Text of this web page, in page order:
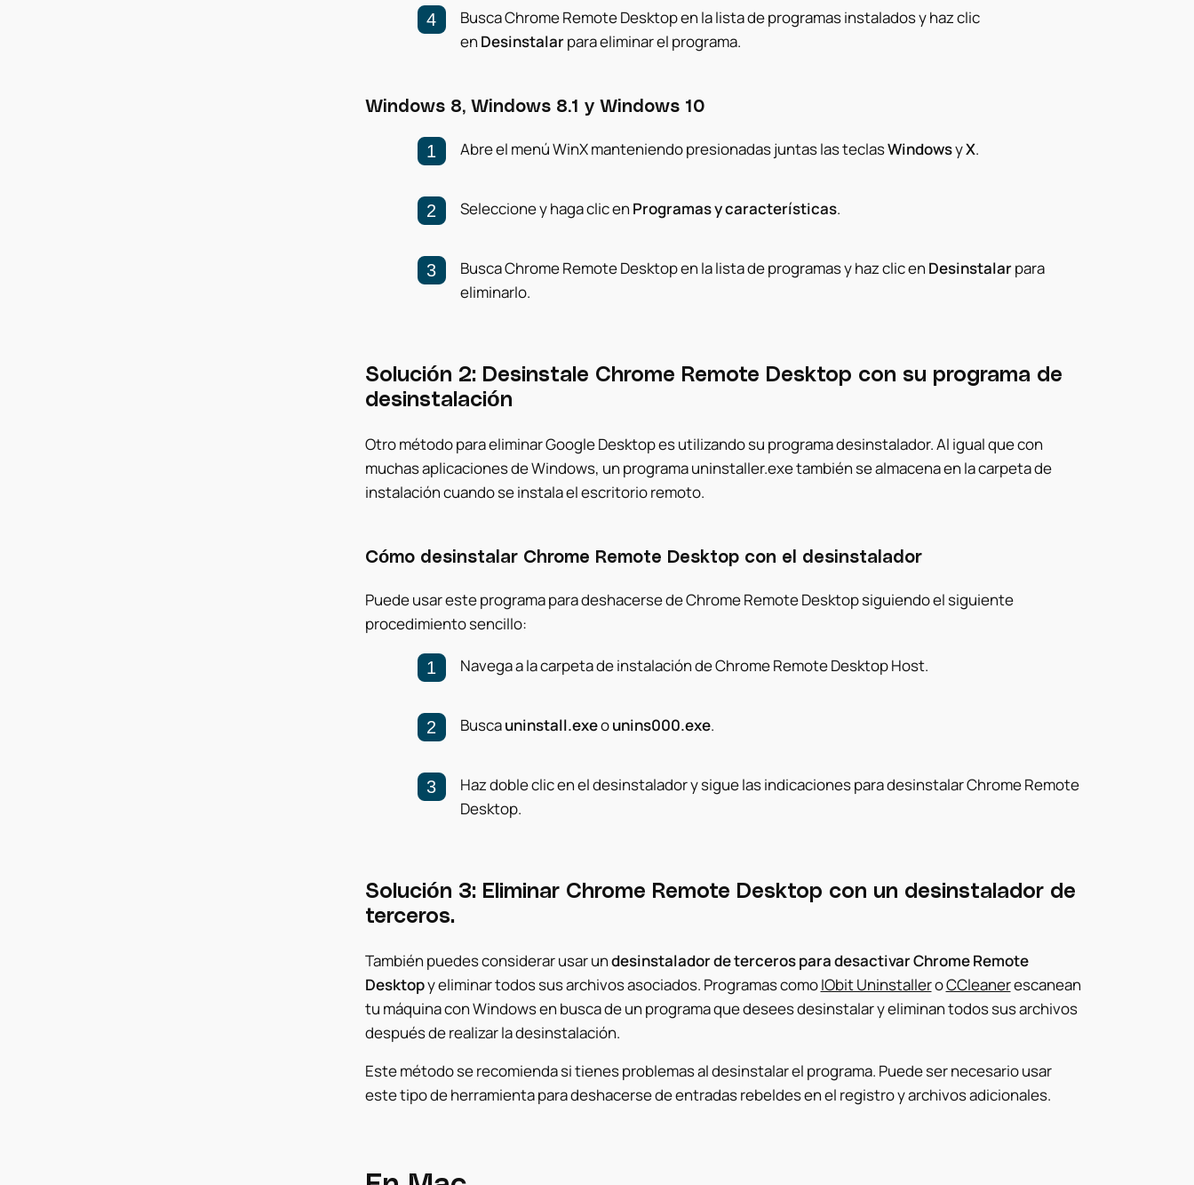
Busca Chrome Remote Desktop en la lista de programas instalados y haz clic
en Desinstalarpara eliminar el programa.
Windows 8, Windows 8.1 y Windows 10
Abre el menú WinX manteniendo presionadas juntas las teclasWindowsyX.
Seleccione y haga clic en Programas y características.
Busca Chrome Remote Desktop en la lista de programas y haz clic en Desinstalarpara
eliminarlo.
Solución 2: Desinstale Chrome Remote Desktop con su programa de
desinstalación
Otro método para eliminar Google Desktop es utilizando su programa desinstalador. Al igual que con
muchas aplicaciones de Windows, un programa uninstaller.exe también se almacena en la carpeta de
instalación cuando se instala el escritorio remoto.
Cómo desinstalar Chrome Remote Desktop con el desinstalador
Puede usar este programa para deshacerse de Chrome Remote Desktop siguiendo el siguiente
procedimiento sencillo:
Navega a la carpeta de instalación de Chrome Remote Desktop Host.
Buscauninstall.exeounins000.exe.
Haz doble clic en el desinstalador y sigue las indicaciones para desinstalar Chrome Remote
Desktop.
Solución 3: Eliminar Chrome Remote Desktop con un desinstalador de
terceros.
También puedes considerar usar undesinstalador de terceros para desactivar Chrome Remote
Desktopy eliminar todos sus archivos asociados. Programas comoIObit UninstalleroCCleanerescanean
tu máquina con Windows en busca de un programa que desees desinstalar y eliminan todos sus archivos
después de realizar la desinstalación.
Este método se recomienda si tienes problemas al desinstalar el programa. Puede ser necesario usar
este tipo de herramienta para deshacerse de entradas rebeldes en el registro y archivos adicionales.